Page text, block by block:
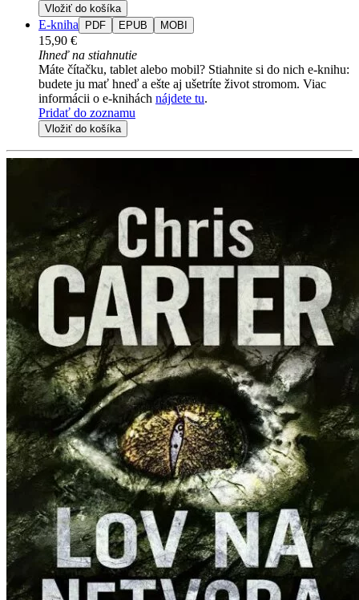
Vložiť do košíka
E-kniha PDF EPUB MOBI
15,90 €
Ihneď na stiahnutie
Máte čítačku, tablet alebo mobil? Stiahnite si do nich e-knihu:
budete ju mať hneď a ešte aj ušetríte život stromom. Viac
informácii o e-knihách nájdete tu.
Pridať do zoznamu
Vložiť do košíka